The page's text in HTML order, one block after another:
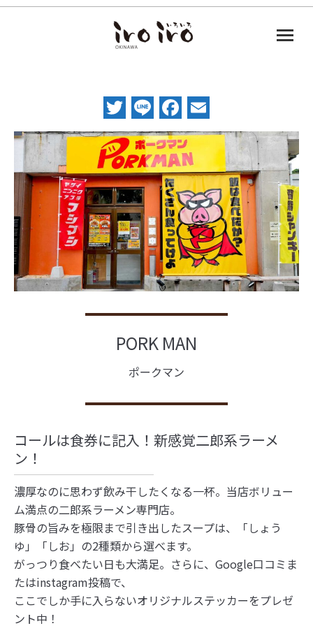
Twitter
LineFacebook
PORK MAN
ポークマン
コールは食券に記入！新感覚二郎系ラーメ
ン！
濃厚なのに思わず飲み干したくなる一杯。当店ボリュー
ム満点の二郎系ラーメン専門店。
豚骨の旨みを極限まで引き出したスープは、「しょう
ゆ」「しお」の2種類から選べます。
がっつり食べたい日も大満足。さらに、Google口コミま
たはinstagram投稿で、
ここでしか手に入らないオリジナルステッカーをプレゼ
ント中！